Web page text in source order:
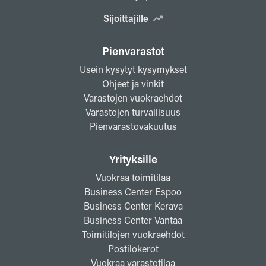
Sijoittajille
Pienvarastot
Usein kysytyt kysymykset
Ohjeet ja vinkit
Varastojen vuokraehdot
Varastojen turvallisuus
Pienvarastovakuutus
Yrityksille
Vuokraa toimitilaa
Business Center Espoo
Business Center Kerava
Business Center Vantaa
Toimitilojen vuokraehdot
Postilokerot
Vuokraa varastotilaa